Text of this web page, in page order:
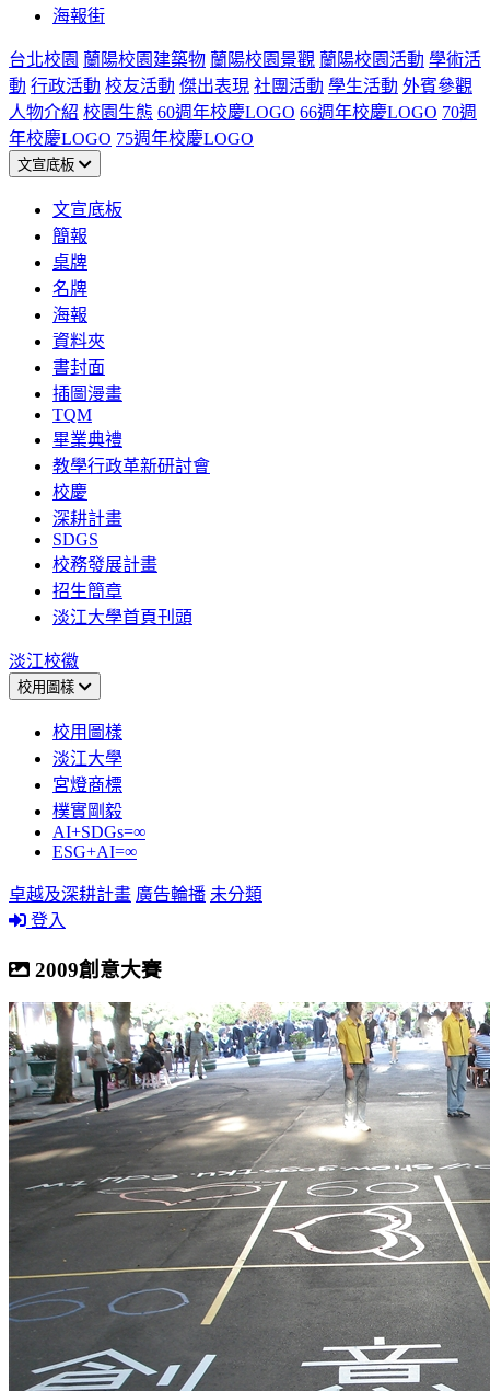
海報街
台北校園 蘭陽校園建築物 蘭陽校園景觀 蘭陽校園活動 學術活
動 行政活動 校友活動 傑出表現 社團活動 學生活動 外賓參觀
人物介紹 校園生態 60週年校慶LOGO 66週年校慶LOGO 70週
年校慶LOGO 75週年校慶LOGO
文宣底板
文宣底板
簡報
桌牌
名牌
海報
資料夾
書封面
插圖漫畫
TQM
畢業典禮
教學行政革新研討會
校慶
深耕計畫
SDGS
校務發展計畫
招生簡章
淡江大學首頁刊頭
淡江校徽
校用圖樣
校用圖樣
淡江大學
宮燈商標
樸實剛毅
AI+SDGs=∞
ESG+AI=∞
卓越及深耕計畫 廣告輪播 未分類
登入
2009創意大賽